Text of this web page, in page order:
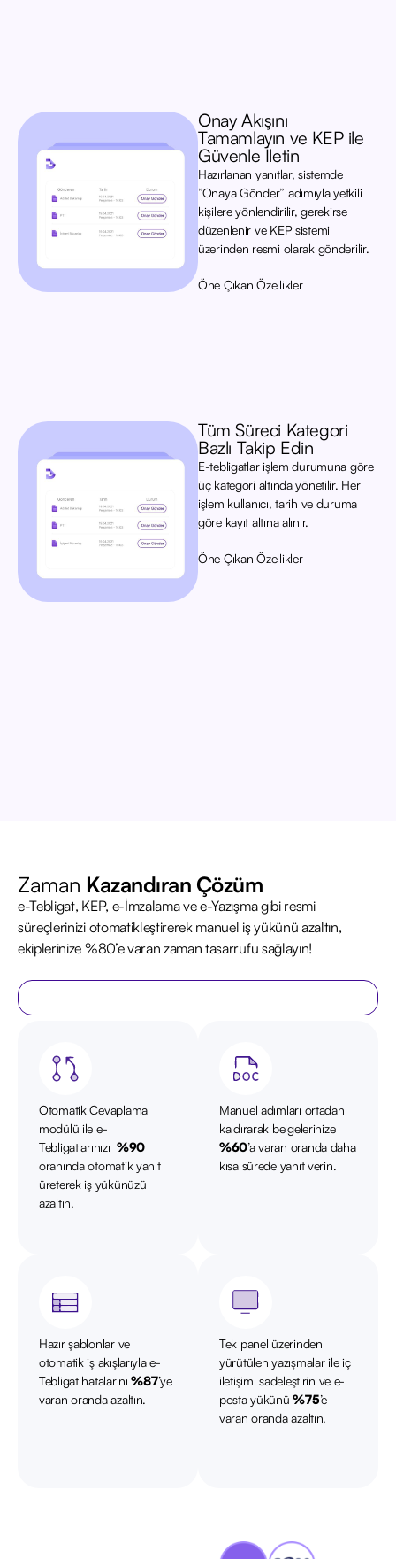
Onay Akışını
Tamamlayın ve KEP ile
Güvenle İletin
Hazırlanan yanıtlar, sistemde
”Onaya Gönder” adımıyla yetkili
kişilere yönlendirilir, gerekirse
düzenlenir ve KEP sistemi
üzerinden resmi olarak gönderilir.
Öne Çıkan Özellikler
Tüm Süreci Kategori
Bazlı Takip Edin
E-tebligatlar işlem durumuna göre
üç kategori altında yönetilir. Her
işlem kullanıcı, tarih ve duruma
göre kayıt altına alınır.
Öne Çıkan Özellikler
Zaman Kazandıran Çözüm
e-Tebligat, KEP, e-İmzalama ve e-Yazışma gibi resmi
süreçlerinizi otomatikleştirerek manuel iş yükünü azaltın,
ekiplerinize %80’e varan zaman tasarrufu sağlayın!
Otomatik Cevaplama
modülü ile e-
Tebligatlarınızı %90
oranında otomatik yanıt
üreterek iş yükünüzü
azaltın.
Manuel adımları ortadan
kaldırarak belgelerinize
%60’a varan oranda daha
kısa sürede yanıt verin.
Hazır şablonlar ve
otomatik iş akışlarıyla e-
Tebligat hatalarını%87’ye
varan oranda azaltın.
Tek panel üzerinden
yürütülen yazışmalar ile iç
iletişimi sadeleştirin ve e-
posta yükünü%75’e
varan oranda azaltın.